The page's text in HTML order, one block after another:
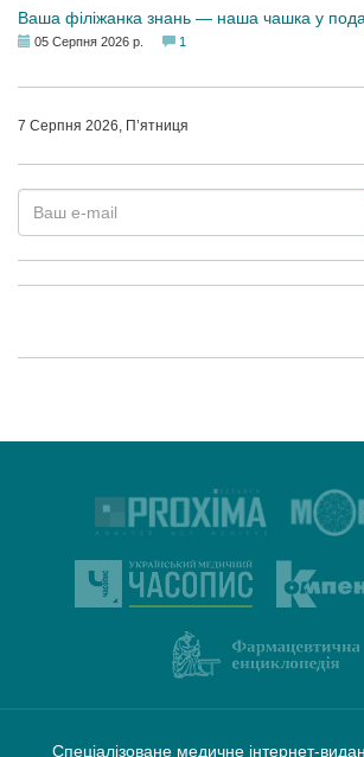
Ваша філіжанка знань — наша чашка у
05 Серпня 2026 р. 1
7 Серпня 2026, П’ятниця
Спеціалізоване медичне інтернет-